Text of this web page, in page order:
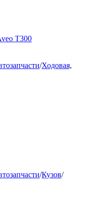
T300
/Ходовая,
/Кузов/